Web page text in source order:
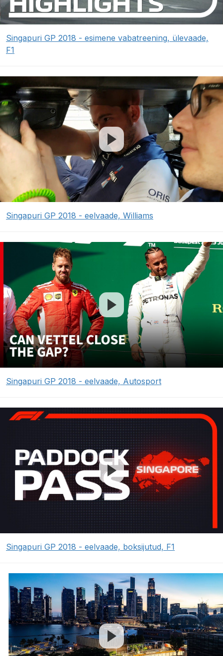
Singapuri GP 2018 - esimene vabatreening, ülevaade,
F1
Singapuri GP 2018 - eelvaade, Williams
Singapuri GP 2018 - eelvaade, Autosport
Singapuri GP 2018 - eelvaade, boksijutud, F1